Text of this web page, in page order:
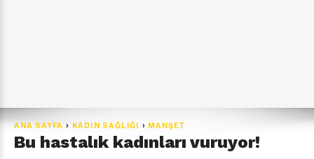
ANA SAYFA › KADIN SAĞLIĞI › MANŞET
Bu hastalık kadınları vuruyor!